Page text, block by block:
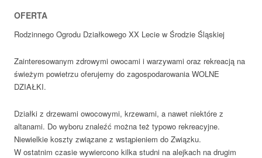
OFERTA
Rodzinnego Ogrodu Działkowego XX Lecie w Środzie Śląskiej
Zainteresowanym zdrowymi owocami i warzywami oraz rekreacją na
świeżym powietrzu oferujemy do zagospodarowania WOLNE
DZIAŁKI.
Działki z drzewami owocowymi, krzewami, a nawet niektóre z
altanami. Do wyboru znaleźć można też typowo rekreacyjne.
Niewielkie koszty związane z wstąpieniem do Związku.
W ostatnim czasie wywiercono kilka studni na alejkach na drugim